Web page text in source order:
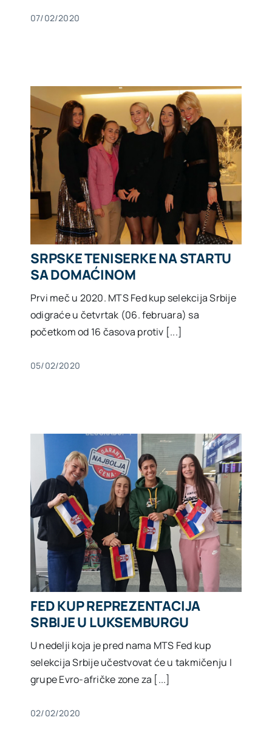
07/02/2020
SRPSKE TENISERKE NA STARTU
SA DOMAĆINOM
Prvi meč u 2020. MTS Fed kup selekcija Srbije
odigraće u četvrtak (06. februara) sa
početkom od 16 časova protiv [...]
05/02/2020
FED KUP REPREZENTACIJA
SRBIJE U LUKSEMBURGU
U nedelji koja je pred nama MTS Fed kup
selekcija Srbije učestvovat će u takmičenju I
grupe Evro-afričke zone za [...]
02/02/2020